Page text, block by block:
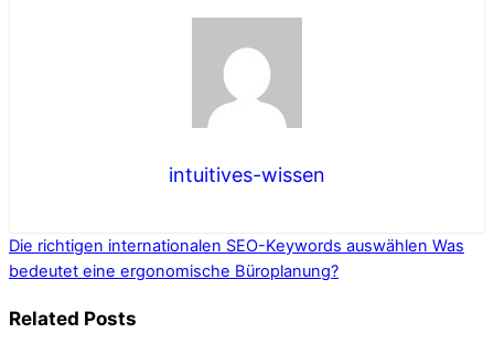
intuitives-wissen
Die richtigen internationalen SEO-Keywords auswählen Was
bedeutet eine ergonomische Büroplanung?
Related Posts